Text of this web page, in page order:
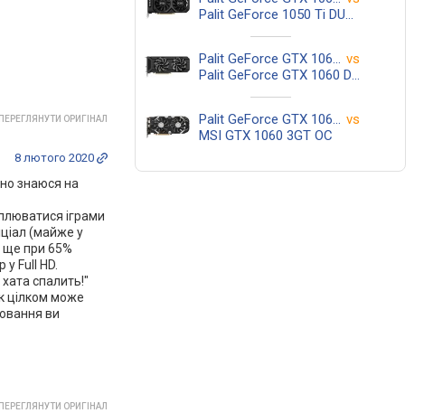
ПЕРЕГЛЯНУТИ ОРИГІНАЛ
8 лютого 2020
знаюся на
іграми
(майже у
ще при 65%
Full HD.
спалить!"
цілком може
ви
ПЕРЕГЛЯНУТИ ОРИГІНАЛ
Palit GeForce 1050 Ti DUAL OC
Palit GeForce GTX 1060 Dual 3GB vs
Palit GeForce GTX 1060 Dual
Palit GeForce GTX 1060 Dual 3GB vs
MSI GTX 1060 3GT OC